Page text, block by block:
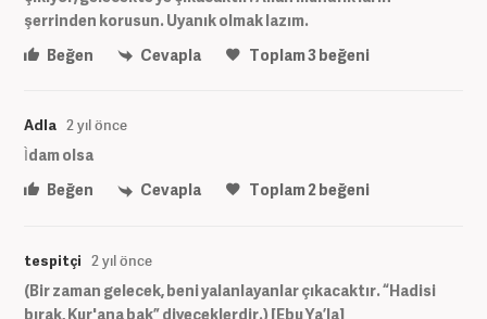
şerrinden korusun. Uyanık olmak lazım.
Beğen
Cevapla Toplam3beğeni
Adla 2 yıl önce
Ìdam olsa
Beğen
Cevapla Toplam2beğeni
tespitçi 2 yıl önce
(Bir zaman gelecek, beni yalanlayanlar çıkacaktır. “Hadisi
bırak, Kur'ana bak” diyeceklerdir.) [Ebu Ya’la]